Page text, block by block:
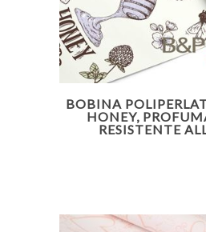
BOBINA
HONEY,
RESISTENTE